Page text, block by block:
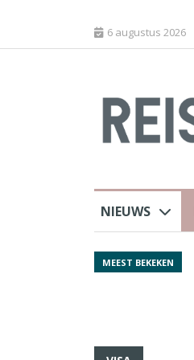
6 augustus 2026
NIEUWS
MEEST BEKEKEN
luchthaven